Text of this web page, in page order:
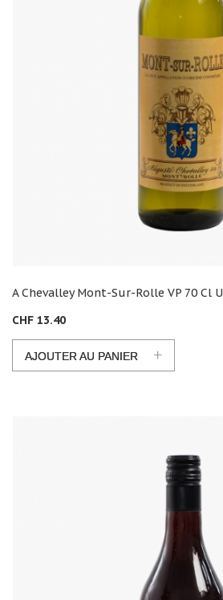
A Chevalley Mont-Sur-Rolle VP 70 Cl U
CHF 13.40
AJOUTER AU PANIER +